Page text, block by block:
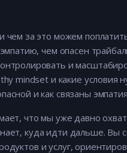
за это можем
чем опасен
и
mindset и какие условия
и как связаны
что мы уже давно
куда идти дальше. Вы
и услуг,